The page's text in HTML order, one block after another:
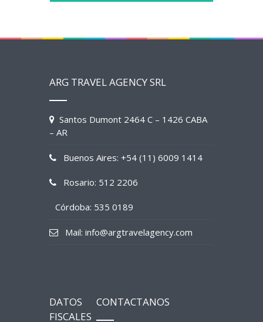
ARG TRAVEL AGENCY SRL
Santos Dumont 2464 C – 1426 CABA
– AR
Buenos Aires: +54 (11) 6009 1414
Rosario: 512 2206
Córdoba: 535 0189
Mail: info@argtravelagency.com
DATOS
FISCALES
CONTACTANOS